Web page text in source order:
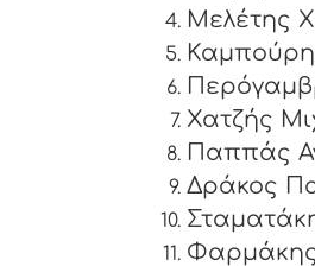
Μελέτης
Χατζής
Παππάς
Δράκος
Φαρμάκης